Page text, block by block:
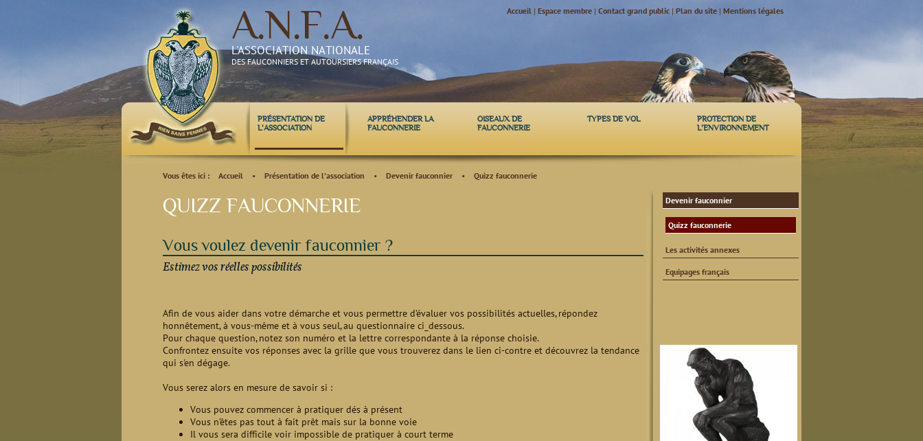
Accueil | Espace membre | Contact grand public | Plan du site | Mentions légales
A.N.F.A.
L'ASSOCIATION NATIONALE
DES FAUCONNIERS ET AUTOURSIERS FRANÇAIS
PRÉSENTATION DE
L'ASSOCIATION
APPRÉHENDER LA
FAUCONNERIE
OISEAUX DE
FAUCONNERIE
TYPES DE VOL
PROTECTION DE
L'ENVIRONNEMENT
Vous êtes ici : Accueil • Présentation de l'association • Devenir fauconnier • Quizz fauconnerie
QUIZZ FAUCONNERIE
Vous voulez devenir fauconnier ?
Estimez vos réelles possibilités
Afin de vous aider dans votre démarche et vous permettre d’évaluer vos possibilités actuelles, répondez
honnêtement, à vous-même et à vous seul, au questionnaire ci_dessous.
Pour chaque question, notez son numéro et la lettre correspondante à la réponse choisie.
Confrontez ensuite vos réponses avec la grille que vous trouverez dans le lien ci-contre et découvrez la tendance
qui s'en dégage.
Vous serez alors en mesure de savoir si :
Vous pouvez commencer à pratiquer dés à présent
Vous n’êtes pas tout à fait prêt mais sur la bonne voie
Il vous sera difficile voir impossible de pratiquer à court terme
Devenir fauconnier
Quizz fauconnerie
Les activités annexes
Equipages français